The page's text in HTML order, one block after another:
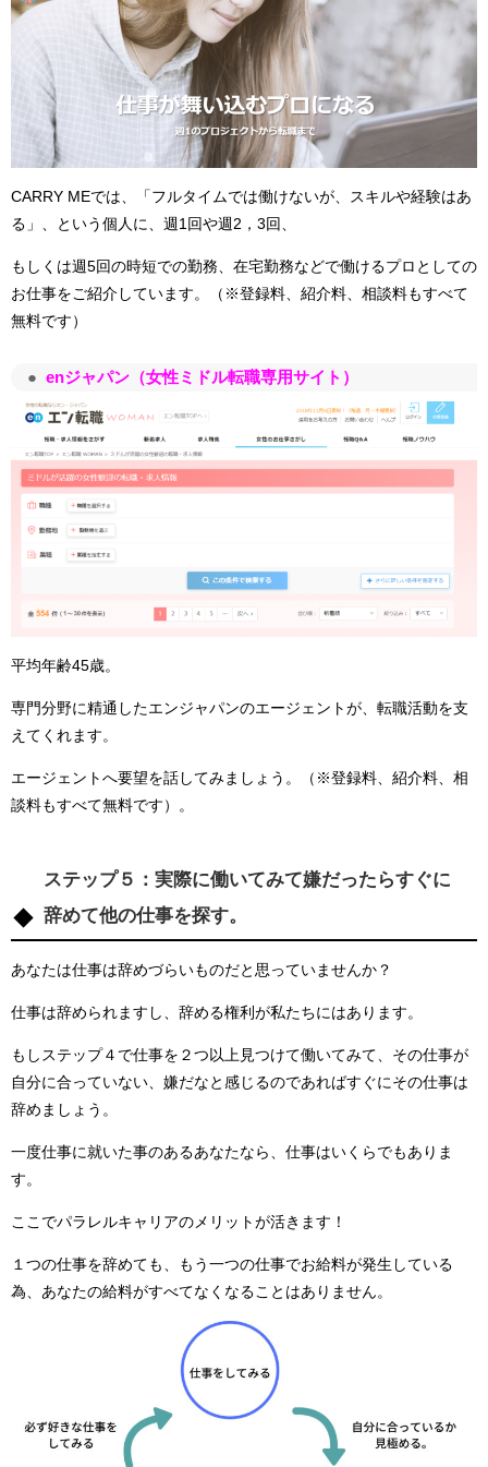
CARRY MEでは、「フルタイムでは働けないが、スキルや経験はあ
る」、という個人に、週1回や週2，3回、
もしくは週5回の時短での勤務、在宅勤務などで働けるプロとしての
お仕事をご紹介しています。
（※登録料、紹介料、相談料もすべて
無料です）
enジャパン（女性ミドル転職専用サイト）
平均年齢45歳。
専門分野に精通したエンジャパンのエージェントが、転職活動を支
えてくれます。
エージェントへ要望を話してみましょう。
（※登録料、紹介料、相
談料もすべて無料です）
。
ステップ５：実際に働いてみて嫌だったらすぐに
辞めて他の仕事を探す。
あなたは仕事は辞めづらいものだと思っていませんか？
仕事は辞められますし、辞める権利が私たちにはあります。
もしステップ４で仕事を２つ以上見つけて働いてみて、その仕事が
自分に合っていない、嫌だなと感じるのであればすぐにその仕事は
辞めましょう。
一度仕事に就いた事のあるあなたなら、仕事はいくらでもありま
す。
ここでパラレルキャリアのメリットが活きます！
１つの仕事を辞めても、もう一つの仕事でお給料が発生している
為、あなたの給料がすべてなくなることはありません。